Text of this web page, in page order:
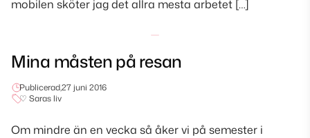
mobilen sköter jag det allra mesta arbetet […]
Mina måsten på resan
Publicerad,27 juni 2016
♡ Saras liv
Om mindre än en vecka så åker vi på semester i